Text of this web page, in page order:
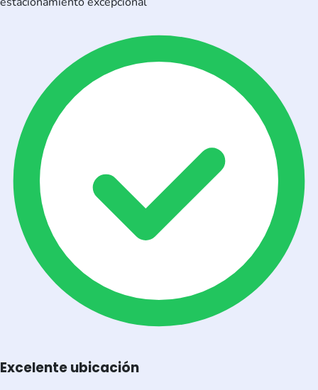
Excelente ubicación